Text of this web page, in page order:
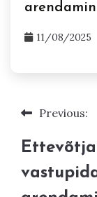
Ettevõtlus
11/08/2025